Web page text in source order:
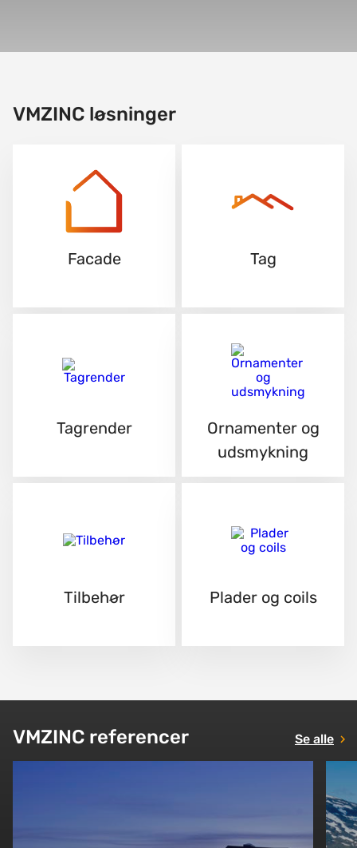
VMZINC løsninger
Facade Tag
Tagrender
Ornamenter og
udsmykning
Tilbehør Plader og coils
VMZINC referencer Se alle